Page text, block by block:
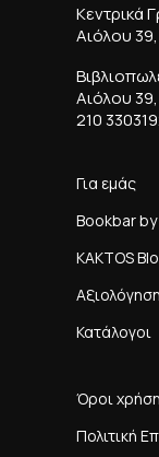
Κεντρικά
Αιόλου
Αιόλου
210
Για εμάς
Bookbar by
KAKTOS
Κατάλογοι
Όροι
Πολιτική